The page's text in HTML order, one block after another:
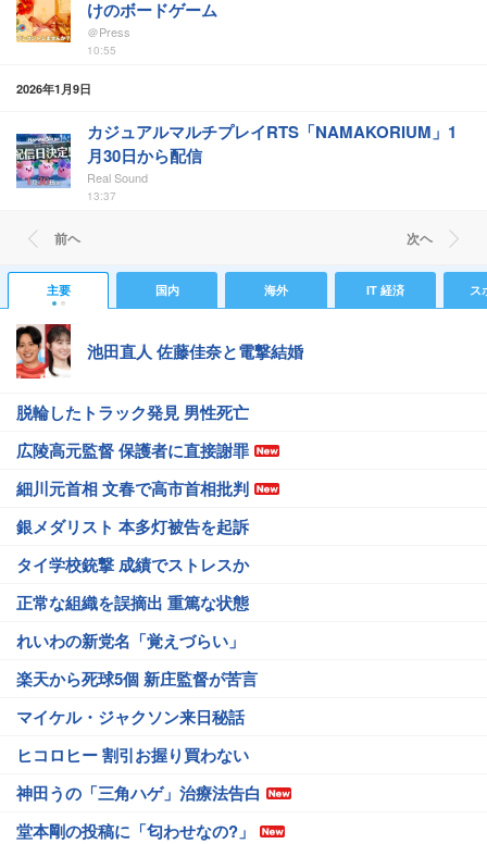
けのボードゲーム
＠Press
10:55
2026年1月9日
カジュアルマルチプレイRTS「NAMAKORIUM」1
月30日から配信
Real Sound
13:37
前ヘ 次ヘ
主要 国内 海外 IT 経済 ス
池田直人 佐藤佳奈と電撃結婚
脱輪したトラック発見 男性死亡
広陵高元監督 保護者に直接謝罪
細川元首相 文春で高市首相批判
銀メダリスト 本多灯被告を起訴
タイ学校銃撃 成績でストレスか
正常な組織を誤摘出 重篤な状態
れいわの新党名「覚えづらい」
楽天から死球5個 新庄監督が苦言
マイケル・ジャクソン来日秘話
ヒコロヒー 割引お握り買わない
神田うの「三角ハゲ」治療法告白
堂本剛の投稿に「匂わせなの?」